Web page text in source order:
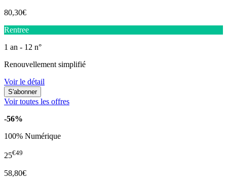
80,30€
Rentree
1 an - 12 n°
Renouvellement simplifié
Voir le détail
Voir toutes les offres
-56%
100% Numérique
25€49
58,80€